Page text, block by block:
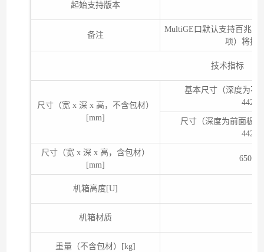
起始支持版本
备注
MultiGE口默认支持百兆、
项）将接
技术指标
尺寸（宽 x 深 x 高，不含包材）
[mm]
基本尺寸（深度为不
尺寸（深度为前面板
尺寸（宽 x 深 x 高，含包材）
[mm]
机箱高度[U]
机箱材质
重量（不含包材）[kg]